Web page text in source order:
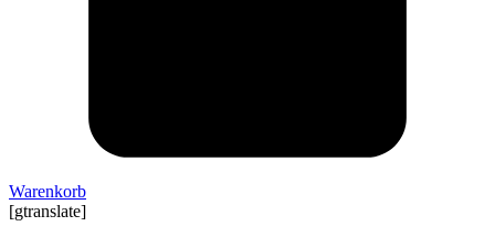
Warenkorb
[gtranslate]